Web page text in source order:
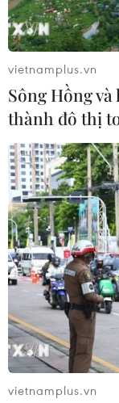
Đảm bảo an
Bộ, Tây
15/07/2022 08:14
Tổng cục Thủy
và nâng cấp 68
trợ từ nguồn vốn
tế-xã hội với
vietnamplus.vn
Sông Hồng
thành đô thị
vietnamplus.vn